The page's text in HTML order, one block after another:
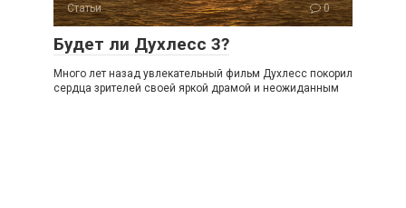
Статьи 0
Будет ли Духлесс 3?
Много лет назад увлекательный фильм Духлесс покорил
сердца зрителей своей яркой драмой и неожиданным